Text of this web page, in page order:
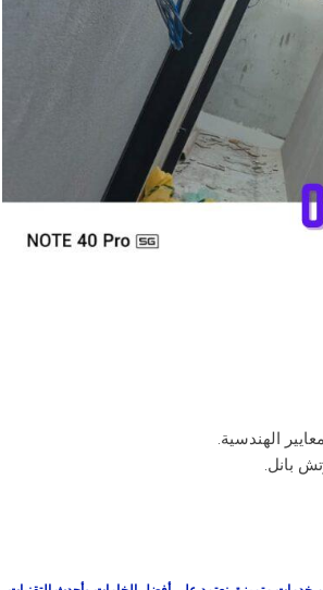
الهندسية.
بانل.